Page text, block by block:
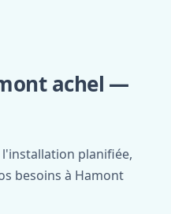
achel —
planifiée,
besoins à Hamont